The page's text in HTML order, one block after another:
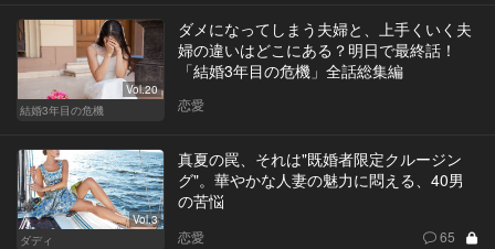
Vol.20
結婚3年目の危機
ダメになってしまう夫婦と、上手くいく夫
婦の違いはどこにある？明日で最終話！
「結婚3年目の危機」全話総集編
恋愛
Vol.3
ダディ
真夏の罠、それは"既婚者限定クルージン
グ"。華やかな人妻の魅力に悶える、40男
の苦悩
恋愛 65